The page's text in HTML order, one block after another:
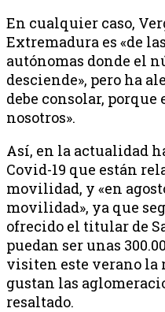
En cualquier caso,
Extremadura es «de
autónomas donde el
desciende», pero ha
debe consolar,
nosotros».
Así, en la actualidad
Covid-19 que están
movilidad, y «en
movilidad», ya que
ofrecido el titular de
puedan ser unas
visiten este verano la
gustan las
resaltado.